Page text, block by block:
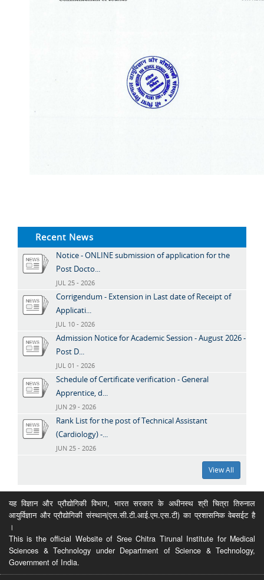
Recent News
Notice - ONLINE submission of application for the
Post Docto...
JUL 25 - 2026
Corrigendum - Extension in Last date of Receipt of
Applicati...
JUL 10 - 2026
Admission Notice for Academic Session - August 2026 -
Post D...
JUL 01 - 2026
Schedule of Certificate verification - General
Apprentice, d...
JUN 29 - 2026
Rank List for the post of Technical Assistant
(Cardiology) -...
JUN 25 - 2026
View All
यह विज्ञान और प्रौद्योगिकी विभाग, भारत सरकार के अधीनस्थ श्री चित्रा तिरुनाल
आयुर्विज्ञान और प्रौद्योगिकी संस्थान(एस.सी.टी.आई.एम.एस.टी) का प्रशासनिक वेबसईट है
।
This is the official Website of Sree Chitra Tirunal Institute for Medical
Sciences & Technology under Department of Science & Technology,
Government of India.